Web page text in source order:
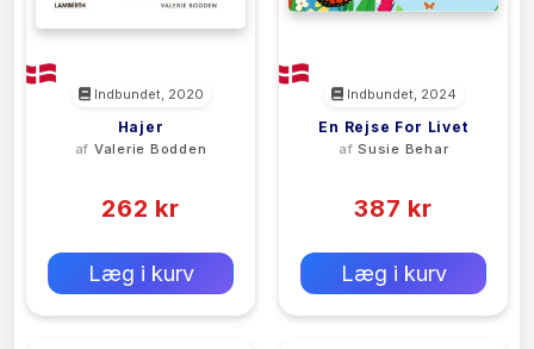
Indbundet, 2020
Hajer
af Valerie Bodden
262 kr
Læg i kurv
Indbundet, 2024
En Rejse For Livet
af Susie Behar
387 kr
Læg i kurv